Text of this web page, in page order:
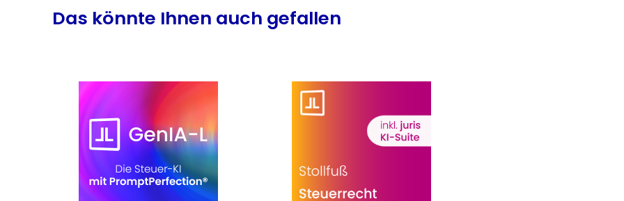
Produktgalerie überspringen
Das könnte Ihnen auch gefallen